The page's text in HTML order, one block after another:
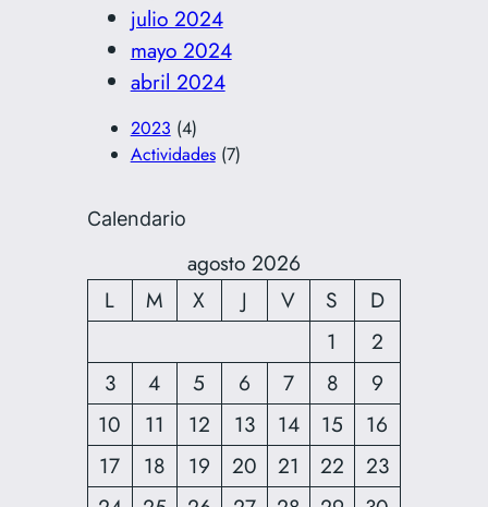
julio 2024
mayo 2024
abril 2024
2023 (4)
Actividades(7)
Calendario
agosto 2026
L
M X J V S
D
1
2
3
4 5 6 7 8
9
10
11 12 13 14 15
16
17
18 19 20 21 22
23